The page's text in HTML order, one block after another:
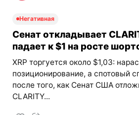
Негативная
Сенат откладывает
падает к $1 на росте
XRP торгуется около $1,03:
позиционирование, а спотовый
после того, как Сенат США
CLARITY...